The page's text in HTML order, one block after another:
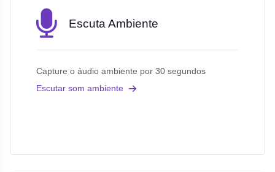
Escuta Ambiente
Capture o áudio ambiente por 30 segundos
Escutar som ambiente